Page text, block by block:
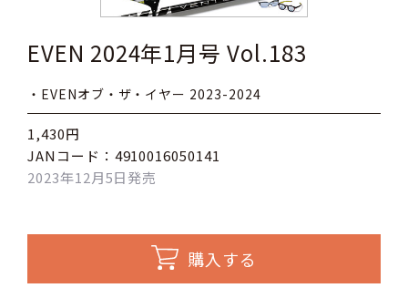
EVEN 2024年1月号 Vol.183
・EVENオブ・ザ・イヤー 2023-2024
1,430円
JANコード：4910016050141
2023年12月5日発売
購入する